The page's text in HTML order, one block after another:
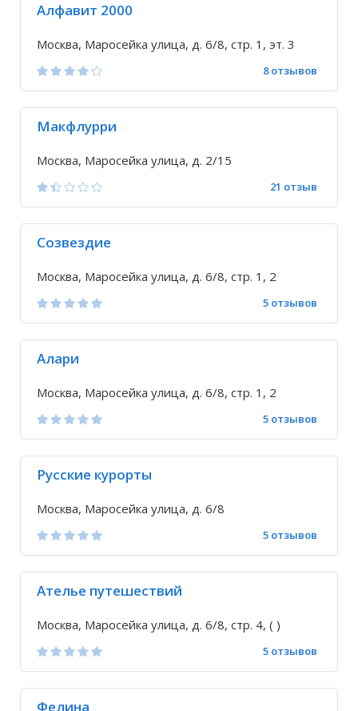
Алфавит 2000
Москва, Маросейка улица, д. 6/8, стр. 1, эт. 3
8 отзывов
Макфлурри
Москва, Маросейка улица, д. 2/15
21 отзыв
Созвездие
Москва, Маросейка улица, д. 6/8, стр. 1, 2
5 отзывов
Алари
Москва, Маросейка улица, д. 6/8, стр. 1, 2
5 отзывов
Русские курорты
Москва, Маросейка улица, д. 6/8
5 отзывов
Ателье путешествий
Москва, Маросейка улица, д. 6/8, стр. 4, ( )
5 отзывов
Фелина